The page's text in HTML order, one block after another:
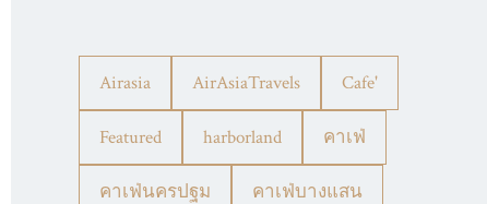
Airasia AirAsiaTravels Cafe'
Featured harborland คาเฟ่
คาเฟ่นครปฐม คาเฟ่บางแสน